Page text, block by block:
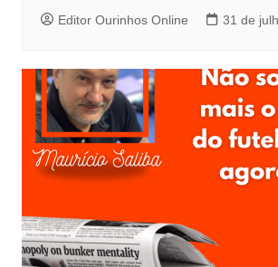
Editor Ourinhos Online 31 de